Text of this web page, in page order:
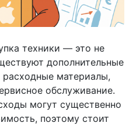
техники — это не
дополнительные
материалы,
обслуживание.
могут существенно
поэтому стоит